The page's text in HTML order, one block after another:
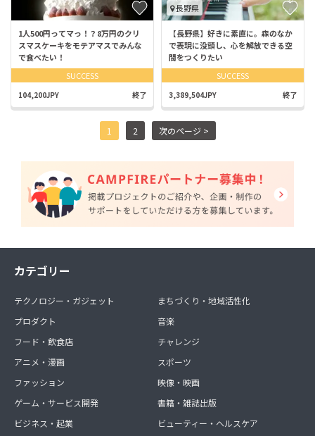
1人500円ってマっ！？8万円のクリ
スマスケーキをモテアマスでみんな
で食べたい！
SUCCESS
104,200JPY 終了
長野県
【長野県】好きに素直に。森のなか
で表現に没頭し、心を解放できる空
間をつくりたい
SUCCESS
3,389,504JPY 終了
1 2 次のページ >
カテゴリー
テクノロジー・ガジェット
プロダクト
フード・飲食店
アニメ・漫画
ファッション
ゲーム・サービス開発
ビジネス・起業
まちづくり・地域活性化
音楽
チャレンジ
スポーツ
映像・映画
書籍・雑誌出版
ビューティー・ヘルスケア